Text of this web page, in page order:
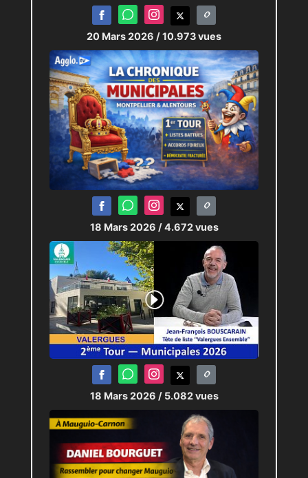
20 Mars 2026 / 10.973 vues
18 Mars 2026 / 4.672 vues
18 Mars 2026 / 5.082 vues